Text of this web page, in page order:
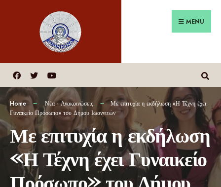
MENU
Home Νέα - Ανακοινώσεις
Με επιτυχία η εκδήλωση «Η Τέχνη έχει
Γυναικείο Πρόσωπο» του Δήμου Ιωαννιτών
Με επιτυχία η εκδήλωση
«Η Τέχνη έχει Γυναικείο